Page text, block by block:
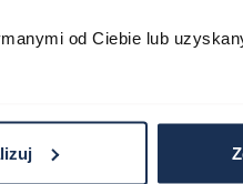
od Ciebie lub